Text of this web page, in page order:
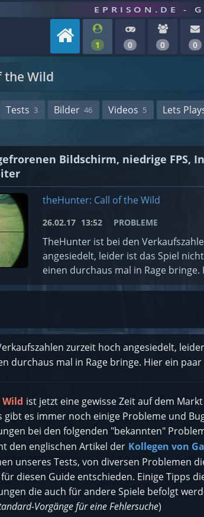
EPRISON.DE -
1 0 0 0
the Wild
Tests 3 Bilder 46 Videos 5 Lets
Bildschirm, niedrige FPS,
theHunter: Call of the Wild
26.02.17 13:52 PROBLEME
TheHunter ist bei den
angesiedelt, leider ist das Spiel
einen durchaus mal in Rage bringe.
zurzeit hoch angesiedelt,
durchaus mal in Rage bringe. Hier ein paar
ist jetzt eine gewisse Zeit auf dem
gibt es immer noch einige Probleme und
bei den folgenden "bekannten"
den englischen Artikel der Kollegen von
unseres Tests, von diversen Problemen
diesen Guide entschieden. Einige Tipps
die auch für andere Spiele befolgt
Vorgänge für eine Fehlersuche)